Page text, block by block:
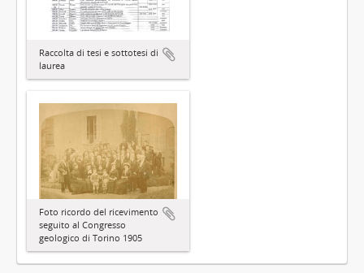
Raccolta di tesi e sottotesi di
laurea
Foto ricordo del ricevimento
seguito al Congresso
geologico di Torino 1905